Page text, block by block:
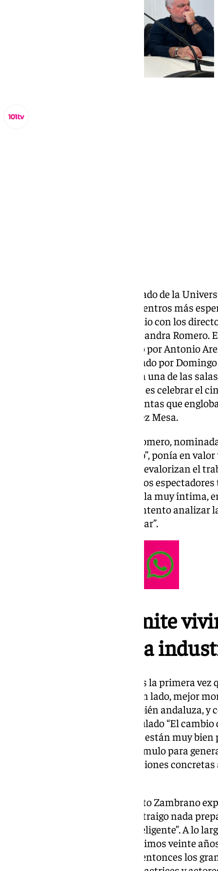
El Hospital Real sede del rectorado de la
mañana de hoy uno de los encuentros más
séptimo arte, una charla coloquio con los
Zambrano, Fernando Franco y Sandra Romero.
de cine”, ha sido dirigido por Antonio
Jóvenes Realizadores y organizado por
la facultad de Comunicación, en una de las
abarrotada. “El objetivo del acto es celebrar el
directores de generaciones distintas que
cuatro goyas”, apuntaba Sánchez Mesa.
Durante el encuentro Sandra Romero,
obra, “Por donde pasa el silencio”, ponía en
realizando en la ciudad, ya que revalorizan el
conversando y analizando con los
nos indicaba que, “es una película muy íntima,
sentidos, andaluza y en la que intento analizar
surgen dentro del ámbito familiar”.
«Andalucía permite
de cualquier otra
Fernando Franco por su parte es la primera vez
nominaciones a los Goya, por un lado, mejor
una película de Celia Rico, también andaluza,
cortometraje de animación, titulado “El cambio
Arostegui.” Este tipo de eventos están muy
con inquietudes y sirven de estímulo para
podemos resolver dudas o cuestiones
Antes de comenzar el acto Benito Zambrano
depende mucho del público, no traigo nada
general intentaré decir algo inteligente”. A lo
resaltado la evolución en los últimos veinte
era algo inevitable, en aquellos entonces los